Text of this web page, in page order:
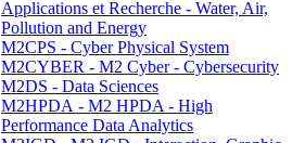
Applications et Recherche - Water, Air,
Pollution and Energy
M2CPS - Cyber Physical System
M2CYBER - M2 Cyber - Cybersecurity
M2DS - Data Sciences
M2HPDA - M2 HPDA - High
Performance Data Analytics